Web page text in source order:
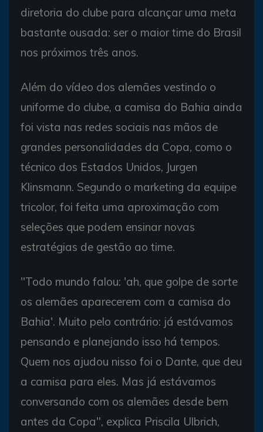
diretoria do clube para alcançar uma meta
bastante ousada: ser o maior time do Brasil
nos próximos três anos.
Além do vídeo dos alemães vestindo o
uniforme do clube, a camisa do Bahia ainda
foi vista nas redes sociais nas mãos de
grandes personalidades da Copa, como o
técnico dos Estados Unidos, Jurgen
Klinsmann. Segundo o marketing da equipe
tricolor, foi feita uma aproximação com
seleções que podem ensinar novas
estratégias de gestão ao time.
"Todo mundo falou: 'ah, que golpe de sorte
os alemães aparecerem com a camisa do
Bahia'. Muito pelo contrário: já estávamos
pensando e planejando isso há tempos.
Quem nos ajudou nisso foi o Dante, que deu
a camisa para eles. Mas já estávamos
conversando com os alemães desde bem
antes da Copa", explica Priscila Ulbrich,